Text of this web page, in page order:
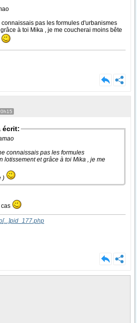
pas les formules d'urbanismes
à toi Mika , je me coucherai moins bête
écrit:
connaissais pas les formules
lotissement et grâce à toi Mika , je me
( si toutefois c'est possible )
[...]pid_177.php